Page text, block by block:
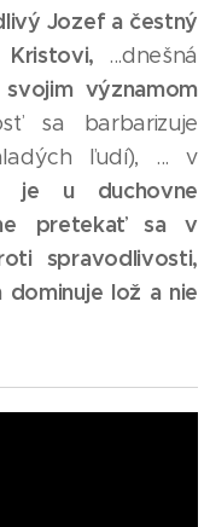
Jozef a čestný
...dnešná
významom
sa barbarizuje
ľudí), ... v
je u duchovne
pretekať sa v
spravodlivosti,
dominuje lož a nie